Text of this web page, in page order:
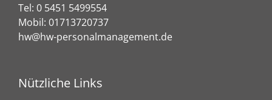
Tel: 0 5451 5499554
Mobil: 01713720737
hw@hw-personalmanagement.de
Nützliche Links